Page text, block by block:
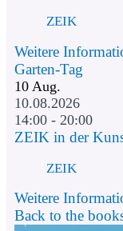
ZEIK
Weitere
Garten-Tag
10 Aug.
10.08.2026
14:00 - 20:00
ZEIK in der
ZEIK
Weitere
Back to the